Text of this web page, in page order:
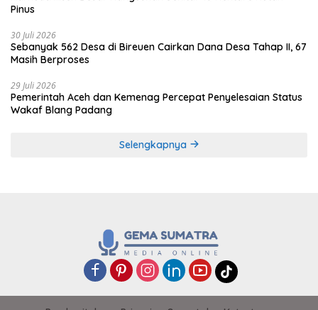
Pinus
30 Juli 2026
Sebanyak 562 Desa di Bireuen Cairkan Dana Desa Tahap II, 67
Masih Berproses
29 Juli 2026
Pemerintah Aceh dan Kemenag Percepat Penyelesaian Status
Wakaf Blang Padang
Selengkapnya